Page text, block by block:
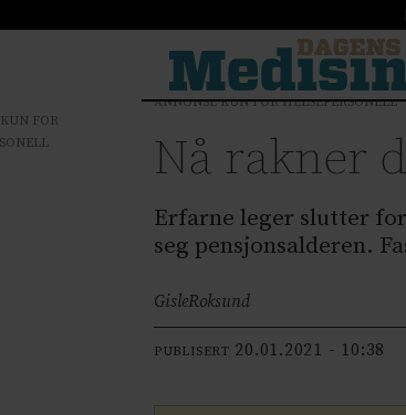
ANNONSE KUN FOR HELSEPERSONELL
Nå rakner
Erfarne leger slutter
seg pensjonsalderen.
GisleRoksund
PUBLISERT 20.01.2021 - 10:38
FOR